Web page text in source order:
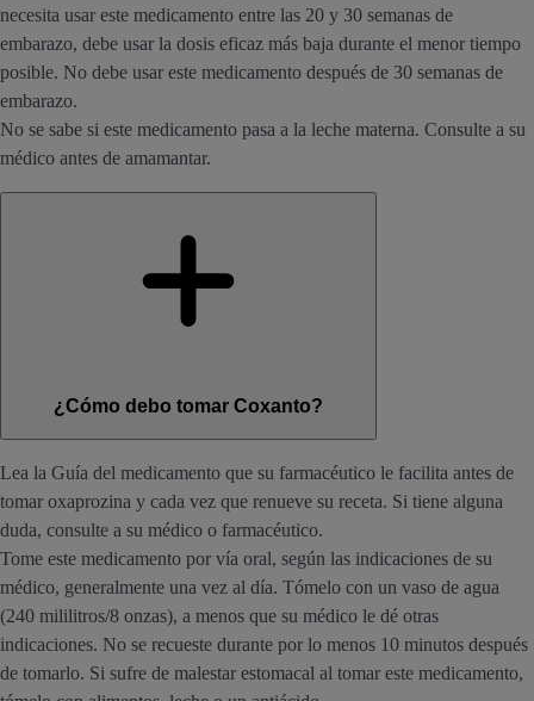
necesita usar este medicamento entre las 20 y 30 semanas de
embarazo, debe usar la dosis eficaz más baja durante el menor tiempo
posible. No debe usar este medicamento después de 30 semanas de
embarazo.
No se sabe si este medicamento pasa a la leche materna. Consulte a su
médico antes de amamantar.
¿Cómo debo tomar Coxanto?
Lea la Guía del medicamento que su farmacéutico le facilita antes de
tomar oxaprozina y cada vez que renueve su receta. Si tiene alguna
duda, consulte a su médico o farmacéutico.
Tome este medicamento por vía oral, según las indicaciones de su
médico, generalmente una vez al día. Tómelo con un vaso de agua
(240 mililitros/8 onzas), a menos que su médico le dé otras
indicaciones. No se recueste durante por lo menos 10 minutos después
de tomarlo. Si sufre de malestar estomacal al tomar este medicamento,